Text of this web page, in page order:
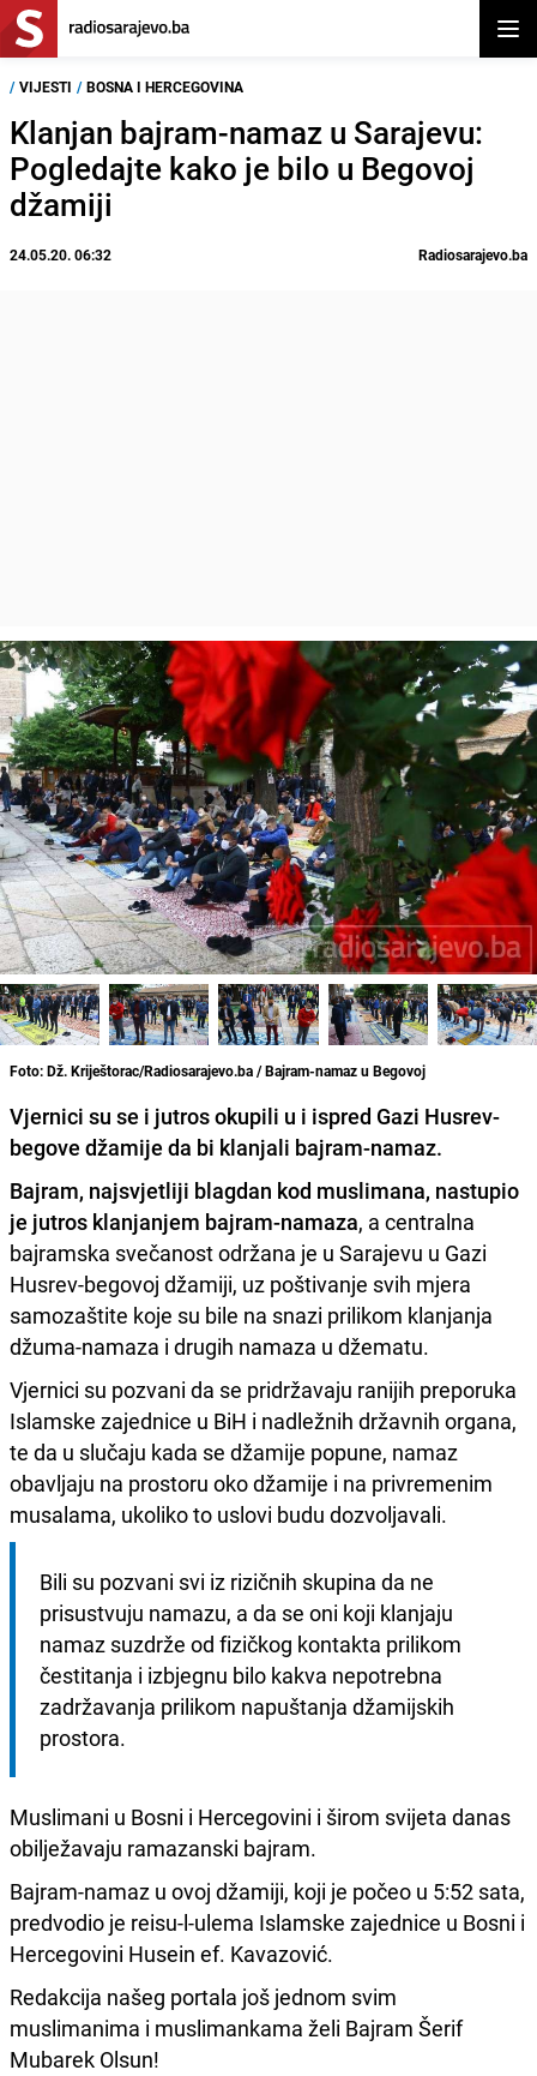
/ VIJESTI / BOSNA I HERCEGOVINA
Klanjan bajram-namaz u Sarajevu:
Pogledajte kako je bilo u Begovoj
džamiji
24.05.20. 06:32 Radiosarajevo.ba
Foto: Dž. Kriještorac/Radiosarajevo.ba / Bajram-namaz u Begovoj
Vjernici su se i jutros okupili u i ispred Gazi Husrev-
begove džamije da bi klanjali bajram-namaz.
Bajram, najsvjetliji blagdan kod muslimana, nastupio
je jutros klanjanjem bajram-namaza, a centralna
bajramska svečanost održana je u Sarajevu u Gazi
Husrev-begovoj džamiji, uz poštivanje svih mjera
samozaštite koje su bile na snazi prilikom klanjanja
džuma-namaza i drugih namaza u džematu.
Vjernici su pozvani da se pridržavaju ranijih preporuka
Islamske zajednice u BiH i nadležnih državnih organa,
te da u slučaju kada se džamije popune, namaz
obavljaju na prostoru oko džamije i na privremenim
musalama, ukoliko to uslovi budu dozvoljavali.
Bili su pozvani svi iz rizičnih skupina da ne
prisustvuju namazu, a da se oni koji klanjaju
namaz suzdrže od fizičkog kontakta prilikom
čestitanja i izbjegnu bilo kakva nepotrebna
zadržavanja prilikom napuštanja džamijskih
prostora.
Muslimani u Bosni i Hercegovini i širom svijeta danas
obilježavaju ramazanski bajram.
Bajram-namaz u ovoj džamiji, koji je počeo u 5:52 sata,
predvodio je reisu-l-ulema Islamske zajednice u Bosni i
Hercegovini Husein ef. Kavazović.
Redakcija našeg portala još jednom svim
muslimanima i muslimankama želi Bajram Šerif
Mubarek Olsun!